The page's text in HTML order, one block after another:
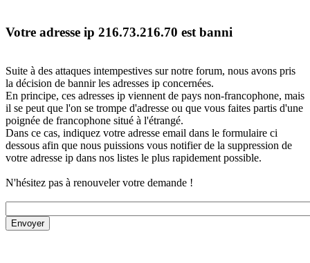
Votre adresse ip 216.73.216.70 est banni
Suite à des attaques intempestives sur notre forum, nous avons pris
la décision de bannir les adresses ip concernées.
En principe, ces adresses ip viennent de pays non-francophone, mais
il se peut que l'on se trompe d'adresse ou que vous faites partis d'une
poignée de francophone situé à l'étrangé.
Dans ce cas, indiquez votre adresse email dans le formulaire ci
dessous afin que nous puissions vous notifier de la suppression de
votre adresse ip dans nos listes le plus rapidement possible.
N'hésitez pas à renouveler votre demande !